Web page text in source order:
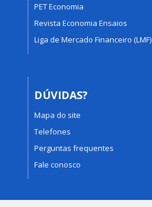
PET Economia
Revista Economia Ensaios
Liga de Mercado Financeiro (LMF)
DÚVIDAS?
Mapa do site
Telefones
Perguntas frequentes
Fale conosco